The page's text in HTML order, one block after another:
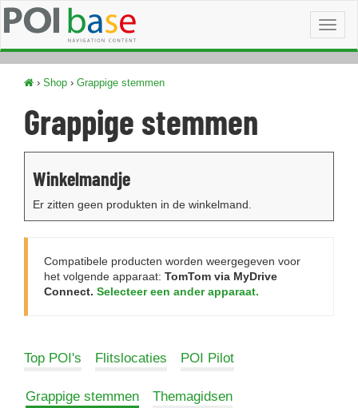
› Shop › Grappige stemmen
Grappige stemmen
Winkelmandje
Er zitten geen produkten in de winkelmand.
Compatibele producten worden weergegeven voor
het volgende apparaat: TomTom via MyDrive
Connect. Selecteer een ander apparaat.
Top POI's Flitslocaties POI Pilot
Grappige stemmen Themagidsen